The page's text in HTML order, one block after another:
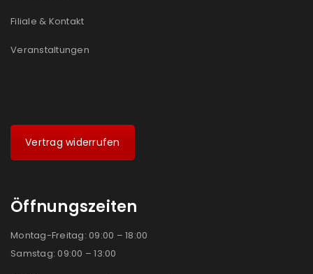
Filiale & Kontakt
Veranstaltungen
Vertrag widerrufen
Öffnungszeiten
Montag-Freitag: 09:00 – 18:00
Samstag: 09:00 – 13:00